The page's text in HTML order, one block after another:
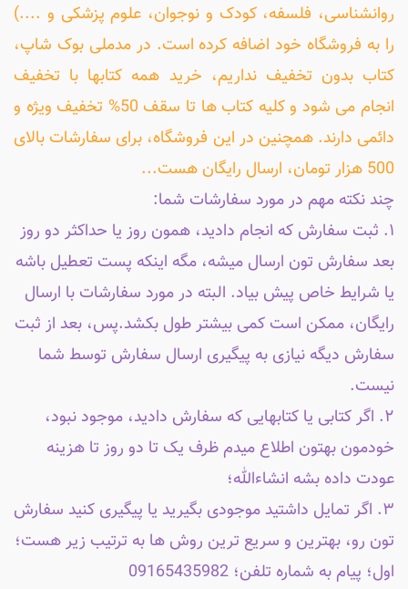
روانشناسی، فلسفه، کودک و نوجوان، علوم پزشکی و ....)
را به فروشگاه خود اضافه کرده است. در مدملی بوک شاپ،
کتاب بدون تخفیف نداریم، خرید همه کتابها با تخفیف
انجام می شود و کلیه کتاب ها تا سقف 50% تخفیف ویژه و
دائمی دارند. همچنین در این فروشگاه، برای سفارشات بالای
500 هزار تومان، ارسال رایگان هست...
چند نکته مهم در مورد سفارشات شما:
۱. ثبت سفارش که انجام دادید، همون روز یا حداکثر دو روز
بعد سفارش تون ارسال میشه، مگه اینکه پست تعطیل باشه
یا شرایط خاص پیش بیاد. البته در مورد سفارشات با ارسال
رایگان، ممکن است کمی بیشتر طول بکشد.پس، بعد از ثبت
سفارش دیگه نیازی به پیگیری ارسال سفارش توسط شما
نیست.
۲. اگر کتابی یا کتابهایی که سفارش دادید، موجود نبود،
خودمون بهتون اطلاع میدم ظرف یک تا دو روز تا هزینه
عودت داده بشه انشاءالله؛
۳. اگر تمایل داشتید موجودی بگیرید یا پیگیری کنید سفارش
تون رو، بهترین و سریع ترین روش ها به ترتیب زیر هست؛
اول؛ پیام به شماره تلفن؛ 09165435982